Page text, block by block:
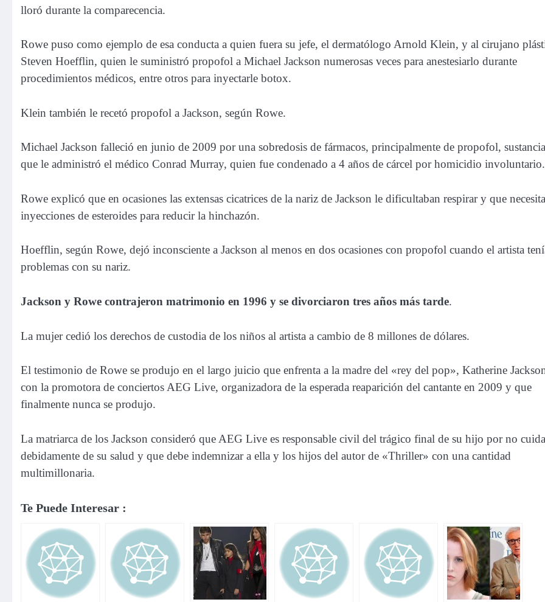
lloró durante la comparecencia.
Rowe puso como ejemplo de esa conducta a quien fuera su jefe, el dermatólogo Arnold Klein, y al cirujano
Steven Hoefflin, quien le suministró propofol a Michael Jackson numerosas veces para anestesiarlo durante
procedimientos médicos, entre otros para inyectarle botox.
Klein también le recetó propofol a Jackson, según Rowe.
Michael Jackson falleció en junio de 2009 por una sobredosis de fármacos, principalmente de propofol, sustancia
que le administró el médico Conrad Murray, quien fue condenado a 4 años de cárcel por homicidio involuntario.
Rowe explicó que en ocasiones las extensas cicatrices de la nariz de Jackson le dificultaban respirar y que
inyecciones de esteroides para reducir la hinchazón.
Hoefflin, según Rowe, dejó inconsciente a Jackson al menos en dos ocasiones con propofol cuando el artista
problemas con su nariz.
Jackson y Rowe contrajeron matrimonio en 1996 y se divorciaron tres años más tarde.
La mujer cedió los derechos de custodia de los niños al artista a cambio de 8 millones de dólares.
El testimonio de Rowe se produjo en el largo juicio que enfrenta a la madre del «rey del pop», Katherine
con la promotora de conciertos AEG Live, organizadora de la esperada reaparición del cantante en 2009 y que
finalmente nunca se produjo.
La matriarca de los Jackson consideró que AEG Live es responsable civil del trágico final de su hijo por no
debidamente de su salud y que debe indemnizar a ella y los hijos del autor de «Thriller» con una cantidad
multimillonaria.
Te Puede Interesar :